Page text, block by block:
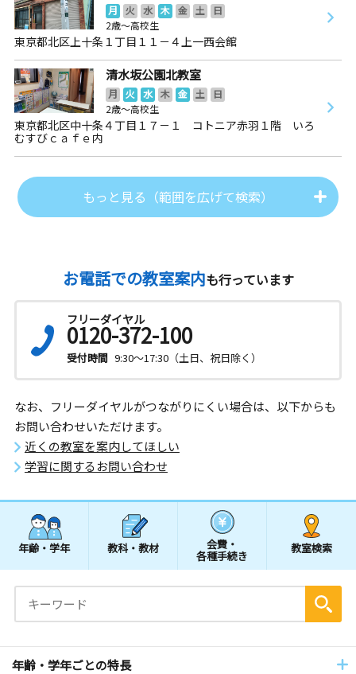
月 火 水 木 金 土
日
2歳～高校生
東京都北区上十条１丁目１１－４上一西会館
清水坂公園北教室
月 火 水 木 金 土
日
2歳～高校生
東京都北区中十条４丁目１７－１ コトニア赤羽１階 いろ
むすびｃａｆｅ内
もっと見る（範囲を広げて検索）
お電話での教室案内も行っています
フリーダイヤル
0120-372-100
受付時間 9:30～17:30（土日、祝日除く）
なお、フリーダイヤルがつながりにくい場合は、以下からも
お問い合わせいただけます。
近くの教室を案内してほしい
学習に関するお問い合わせ
年齢・学年 教科・教材 会費・
各種手続き
教室検索
年齢・学年ごとの特長